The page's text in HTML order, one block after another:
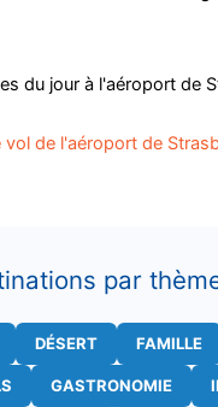
vol de l'aéroport de
par
DÉSERT FAMILLE
GASTRONOMIE